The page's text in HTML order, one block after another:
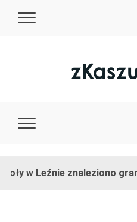
w Leźnie znaleziono granat!